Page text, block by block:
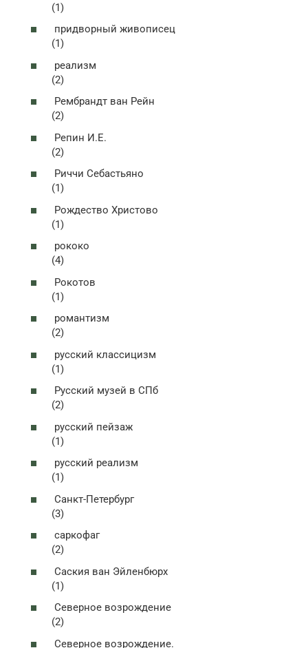
(1)
придворный живописец
(1)
реализм
(2)
Рембрандт ван Рейн
(2)
Репин И.Е.
(2)
Риччи Себастьяно
(1)
Рождество Христово
(1)
рококо
(4)
Рокотов
(1)
романтизм
(2)
русский классицизм
(1)
Русский музей в СПб
(2)
русский пейзаж
(1)
русский реализм
(1)
Санкт-Петербург
(3)
саркофаг
(2)
Саския ван Эйленбюрх
(1)
Северное возрождение
(2)
Северное возрождение.